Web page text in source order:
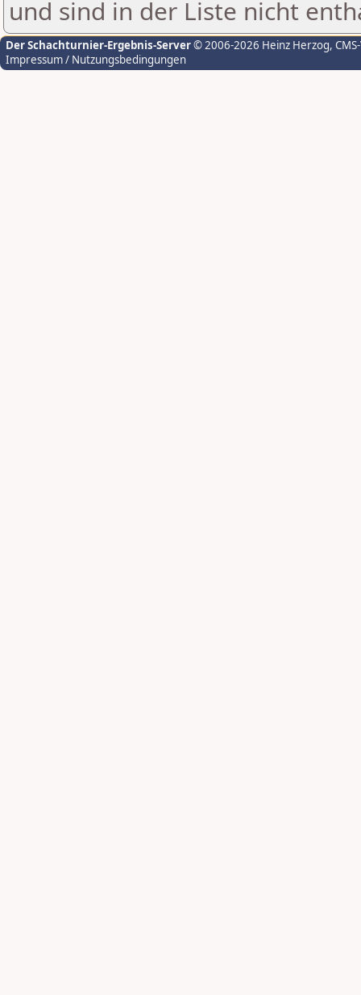
und sind in der Liste nicht
Der Schachturnier-Ergebnis-Server© 2006-2026 Heinz Herzog,
Impressum / Nutzungsbedingungen